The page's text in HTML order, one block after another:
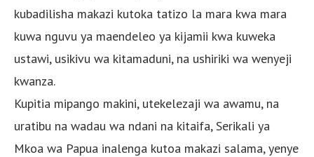
kubadilisha makazi kutoka tatizo la mara kwa mara
kuwa nguvu ya maendeleo ya kijamii kwa kuweka
ustawi, usikivu wa kitamaduni, na ushiriki wa wenyeji
kwanza.
Kupitia mipango makini, utekelezaji wa awamu, na
uratibu na wadau wa ndani na kitaifa, Serikali ya
Mkoa wa Papua inalenga kutoa makazi salama, yenye